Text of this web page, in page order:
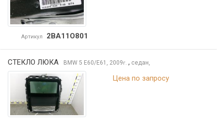
Артикул 2BA11O801
СТЕКЛО ЛЮКА BMW 5 E60/E61, 2009г. , седан,
Цена по запросу